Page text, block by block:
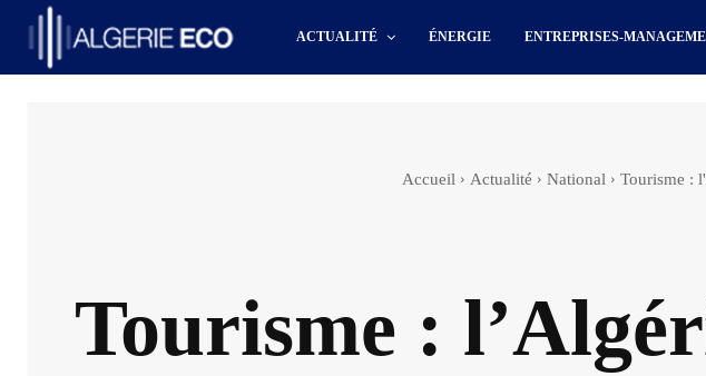
ACTUALITÉ ÉNERGIE ENTREPRISES-
Accueil Actualité National Tourisme :
Tourisme :